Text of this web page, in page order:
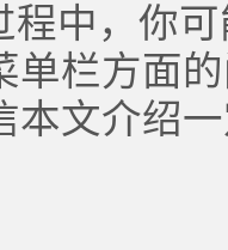
程中，你
单栏方面
本文介绍